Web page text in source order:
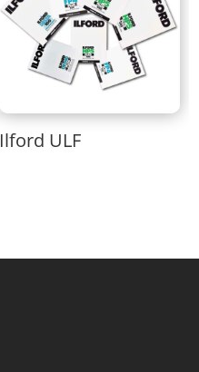
Ilford ULF